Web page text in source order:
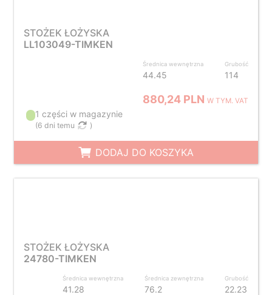
STOŻEK ŁOŻYSKA
LL103049-TIMKEN
Średnica wewnętrzna
44.45
Grubość
114
880,24 PLNW TYM. VAT
1 części w magazynie
(6 dni temu )
DODAJ DO KOSZYKA
STOŻEK ŁOŻYSKA
24780-TIMKEN
Średnica wewnętrzna
41.28
Średnica zewnętrzna
76.2
Grubość
22.23